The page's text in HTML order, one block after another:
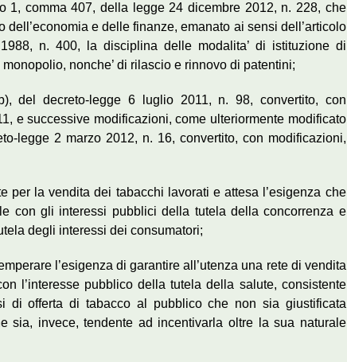
1, comma 407, della legge 24 dicembre 2012, n. 228, che
e delle finanze, emanato ai sensi dell’articolo
n. 400, la disciplina delle modalita’ di istituzione di
nonche’ di rilascio e rinnovo di patentini;
del decreto-legge 6 luglio 2011, n. 98, convertito, con
e successive modificazioni, come ulteriormente modificato
legge 2 marzo 2012, n. 16, convertito, con modificazioni,
per la vendita dei tabacchi lavorati e attesa l’esigenza che
con gli interessi pubblici della tutela della concorrenza e
degli interessi dei consumatori;
l’esigenza di garantire all’utenza una rete di vendita
l’interesse pubblico della tutela della salute, consistente
di offerta di tabacco al pubblico che non sia giustificata
sia, invece, tendente ad incentivarla oltre la sua naturale